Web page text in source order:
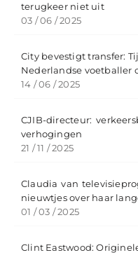
terugkeer niet uit
03 / 06 / 2025
City bevestigt transfer:
Nederlandse voetballer
14 / 06 / 2025
CJIB-directeur:
verhogingen
21 / 11 / 2025
Claudia van
nieuwtjes over haar
01 / 03 / 2025
Clint Eastwood: